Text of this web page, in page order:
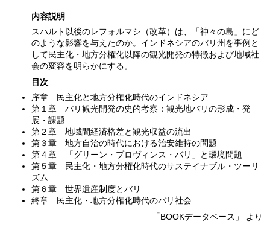
内容説明
スハルト以後のレフォルマシ（改革）は、「神々の島」にど
のような影響を与えたのか。インドネシアのバリ州を事例と
して民主化・地方分権化以降の観光開発の特徴および地域社
会の変容を明らかにする。
目次
序章 民主化と地方分権化時代のインドネシア
第１章 バリ観光開発の史的考察：観光地バリの形成・発
展・課題
第２章 地域間経済格差と観光収益の流出
第３章 地方自治の時代における治安維持の問題
第４章 「グリーン・プロヴィンス・バリ」と環境問題
第５章 民主化・地方分権化時代のサステイナブル・ツーリ
ズム
第６章 世界遺産制度とバリ
終章 民主化・地方分権化時代のバリ社会
「BOOKデータベース」 より